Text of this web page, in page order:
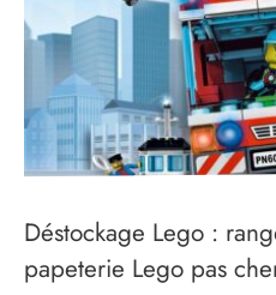
Déstockage Lego :
papeterie Lego pas